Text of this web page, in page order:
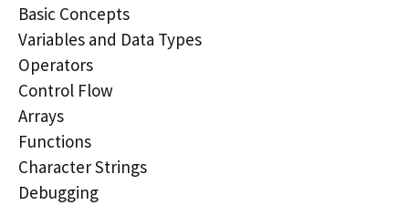
Basic Concepts
Variables and Data Types
Operators
Control Flow
Arrays
Functions
Character Strings
Debugging